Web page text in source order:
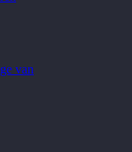
van